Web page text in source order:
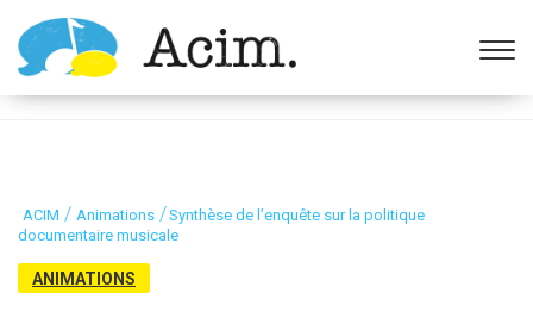
Ouvrir la barre d’outils
ACIM / Animations /Synthèse de l’enquête sur la politique
documentaire musicale
ANIMATIONS